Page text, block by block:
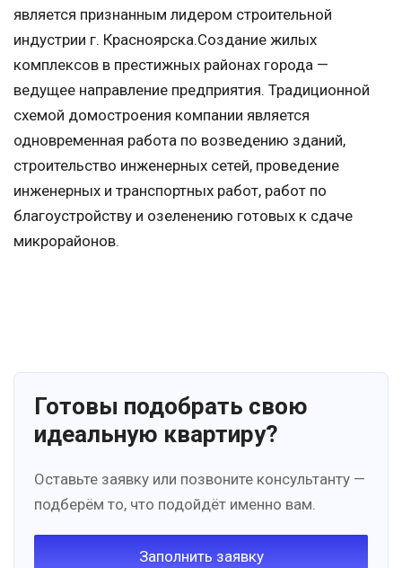
является признанным лидером строительной
индустрии г. Красноярска.Создание жилых
комплексов в престижных районах города —
ведущее направление предприятия. Традиционной
схемой домостроения компании является
одновременная работа по возведению зданий,
строительство инженерных сетей, проведение
инженерных и транспортных работ, работ по
благоустройству и озеленению готовых к сдаче
микрорайонов.
Готовы подобрать свою
идеальную квартиру?
Оставьте заявку или позвоните консультанту —
подберём то, что подойдёт именно вам.
Заполнить заявку